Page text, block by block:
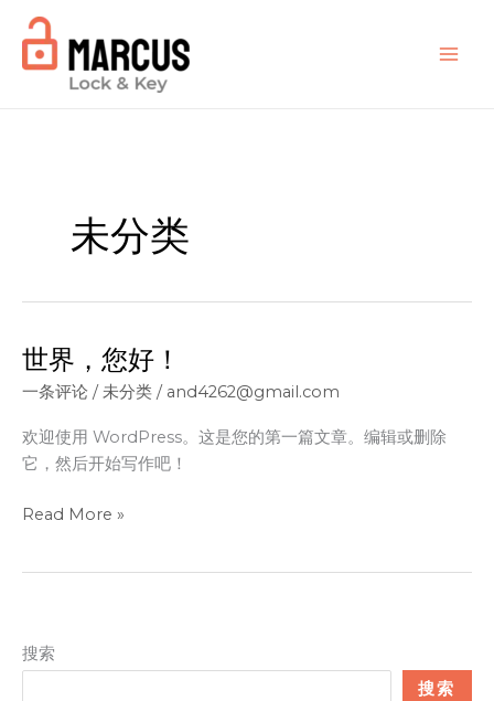
未分类
世界，您好！
一条评论 /未分类 / and4262@gmail.com
欢迎使用 WordPress。这是您的第一篇文章。编辑或删除
它，然后开始写作吧！
世
Read More »
搜索
搜索